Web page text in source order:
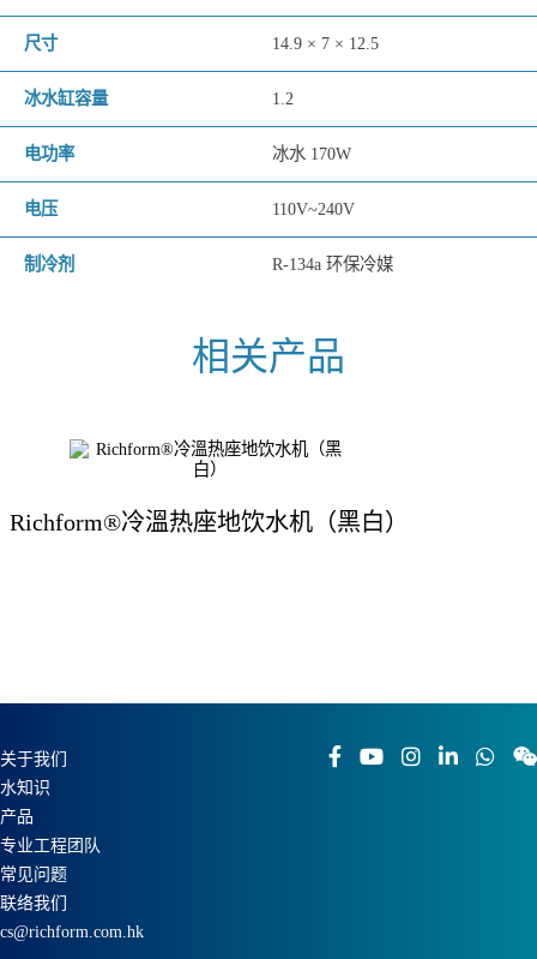
尺寸 14.9 × 7 × 12.5
冰水缸容量 1.2
电功率 冰水 170W
电压 110V~240V
制冷剂 R-134a 环保冷媒
Richform®冷溫热座地饮水机（黑白）
关于我们
水知识
产品
专业工程团队
常见问题
联络我们
cs@richform.com.hk